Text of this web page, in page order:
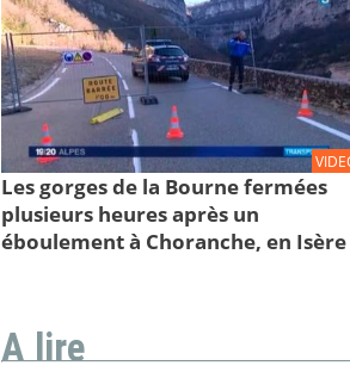
Les gorges de la Bourne fermées
plusieurs heures après un
éboulement à Choranche, en Isère
A lire